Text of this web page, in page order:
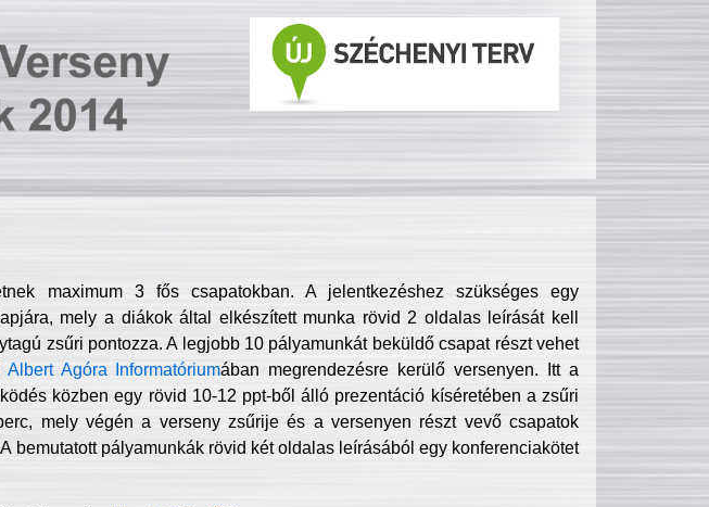
maximum 3 fős csapatokban. A jelentkezéshez szükséges egy
mely a diákok által elkészített munka rövid 2 oldalas leírását kell
zsűri pontozza. A legjobb 10 pályamunkát beküldő csapat részt vehet
Albert Agóra Informatóriumában megrendezésre kerülő versenyen. Itt a
közben egy rövid 10-12 ppt-ből álló prezentáció kíséretében a zsűri
mely végén a verseny zsűrije és a versenyen részt vevő csapatok
bemutatott pályamunkák rövid két oldalas leírásából egy konferenciakötet